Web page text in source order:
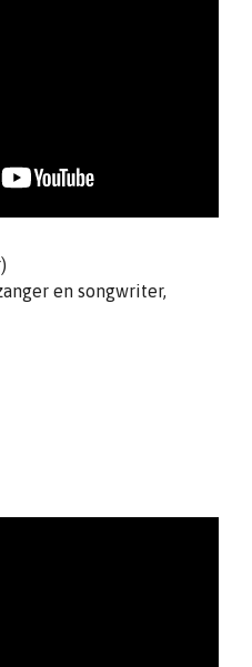
en songwriter,